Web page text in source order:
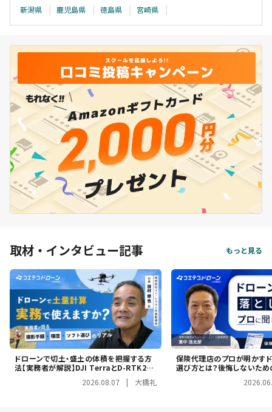
新潟県
鹿児島県 徳島県 宮崎県
取材・インタビュー記事 もっと見る
ドローンで切土・盛土の体積を把握する方
法【実務者が解説】DJI TerraとD-RTK2で
XYZ方向の誤差5cm以内を出す実務手順
2026.08.07 | 大橋礼
保険代理店のプロが明かす
選び方とは？後悔しないた